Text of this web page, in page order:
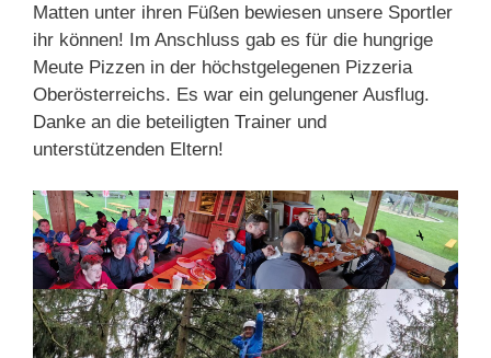
Matten unter ihren Füßen bewiesen unsere Sportler
ihr können! Im Anschluss gab es für die hungrige
Meute Pizzen in der höchstgelegenen Pizzeria
Oberösterreichs. Es war ein gelungener Ausflug.
Danke an die beteiligten Trainer und
unterstützenden Eltern!